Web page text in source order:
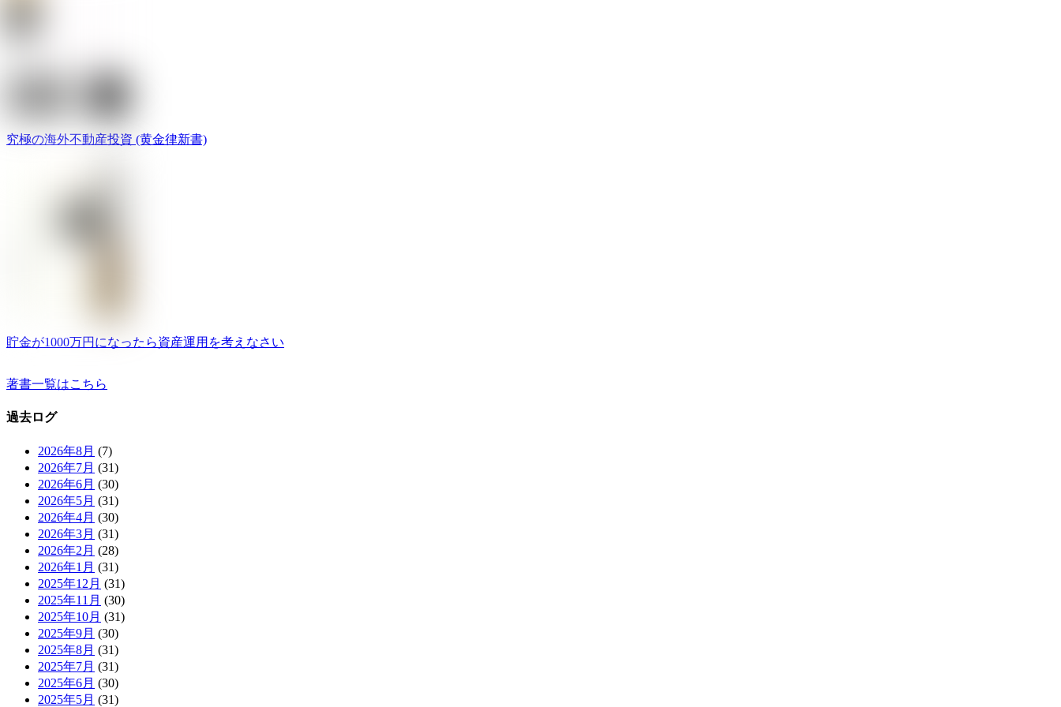
究極の海外不動産投資 (黄金律新書)
貯金が1000万円になったら資産運用を考えなさい
著書一覧はこちら
過去ログ
2026年8月 (7)
2026年7月 (31)
2026年6月 (30)
2026年5月 (31)
2026年4月 (30)
2026年3月 (31)
2026年2月 (28)
2026年1月 (31)
2025年12月 (31)
2025年11月 (30)
2025年10月 (31)
2025年9月 (30)
2025年8月 (31)
2025年7月 (31)
2025年6月 (30)
2025年5月 (31)